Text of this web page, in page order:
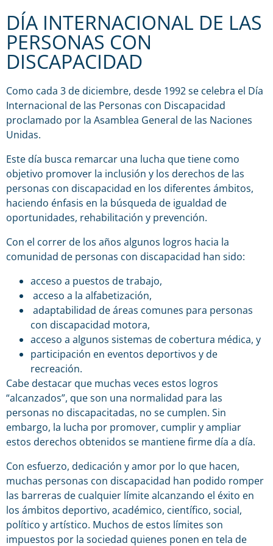
DÍA INTERNACIONAL DE LAS
PERSONAS CON
DISCAPACIDAD
Como cada 3 de diciembre, desde 1992 se celebra el Día
Internacional de las Personas con Discapacidad
proclamado por la Asamblea General de las Naciones
Unidas.
Este día busca remarcar una lucha que tiene como
objetivo promover la inclusión y los derechos de las
personas con discapacidad en los diferentes ámbitos,
haciendo énfasis en la búsqueda de igualdad de
oportunidades, rehabilitación y prevención.
Con el correr de los años algunos logros hacia la
comunidad de personas con discapacidad han sido:
acceso a puestos de trabajo,
acceso a la alfabetización,
adaptabilidad de áreas comunes para personas
con discapacidad motora,
acceso a algunos sistemas de cobertura médica, y
participación en eventos deportivos y de
recreación.
Cabe destacar que muchas veces estos logros
“alcanzados”, que son una normalidad para las
personas no discapacitadas, no se cumplen. Sin
embargo, la lucha por promover, cumplir y ampliar
estos derechos obtenidos se mantiene firme día a día.
Con esfuerzo, dedicación y amor por lo que hacen,
muchas personas con discapacidad han podido romper
las barreras de cualquier límite alcanzando el éxito en
los ámbitos deportivo, académico, científico, social,
político y artístico. Muchos de estos límites son
impuestos por la sociedad quienes ponen en tela de